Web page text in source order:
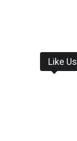
Like Us